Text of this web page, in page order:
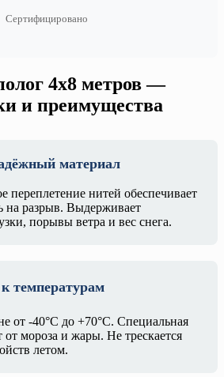
Сертифицировано
4х8 метров —
и преимущества
материал
переплетение нитей обеспечивает
на разрыв. Выдерживает
порывы ветра и вес снега.
температурам
от -40°C до +70°C. Специальная
мороза и жары. Не трескается
летом.